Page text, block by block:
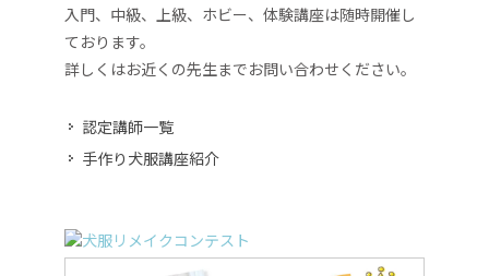
入門、中級、上級、ホビー、体験講座は随時開催し
ております。
詳しくはお近くの先生までお問い合わせください。
認定講師一覧
手作り犬服講座紹介